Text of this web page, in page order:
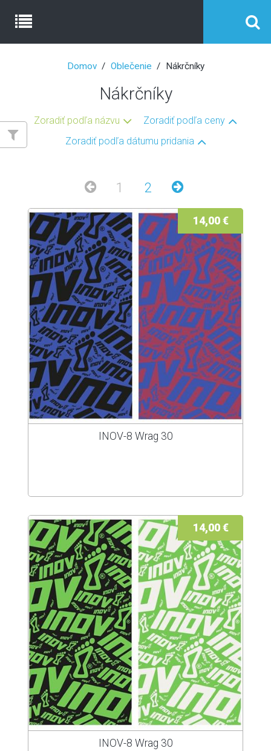
Domov Oblečenie Nákrčníky
Nákrčníky
Zoradiť podľa názvu
Zoradiť podľa ceny
Zoradiť podľa dátumu pridania
1 2
14,00 €
INOV-8 Wrag 30
14,00 €
INOV-8 Wrag 30